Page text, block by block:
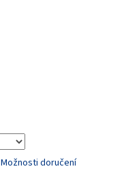
Možnosti doručení